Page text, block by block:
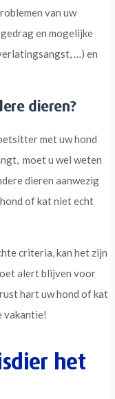
van uw
en mogelijke
…) en
dieren?
met uw hond
moet u wel weten
dieren aanwezig
of kat niet echt
criteria, kan het zijn
alert blijven voor
hart uw hond of kat
vakantie!
het